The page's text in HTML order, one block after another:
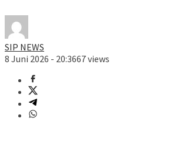
SIP NEWS
8 Juni 2026 - 20:3667 views